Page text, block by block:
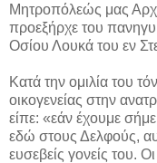
Μητροπόλεώς μας
προεξήρχε του
Οσίου Λουκά του εν
Κατά την ομιλία του
οικογενείας στην
είπε: «εάν έχουμε
εδώ στους Δελφούς,
ευσεβείς γονείς του.